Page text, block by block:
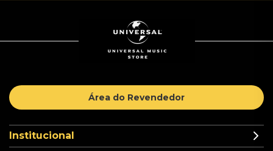
Área do Revendedor
Institucional